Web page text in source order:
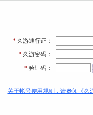
* 久游通行证：
* 久游密码：
* 验证码：
关于帐号使用规则，请参阅《久